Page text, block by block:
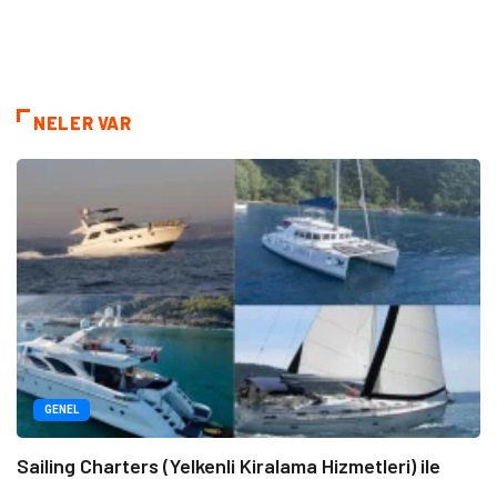
NELER VAR
GENEL
Sailing Charters (Yelkenli Kiralama Hizmetleri) ile